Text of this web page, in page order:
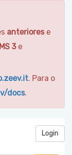
anteriores e
3 e
. Para o
docs.
Login